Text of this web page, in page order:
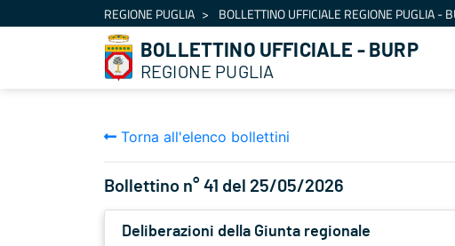
Salta al contenutoREGIONE PUGLIA BOLLETTINO UFFICIALE REGIONE PUGLIA -
BOLLETTINO UFFICIALE - BURP
REGIONE PUGLIA
Torna all'elenco bollettini
Bollettino n° 41 del 25/05/2026
Deliberazioni della Giunta regionale